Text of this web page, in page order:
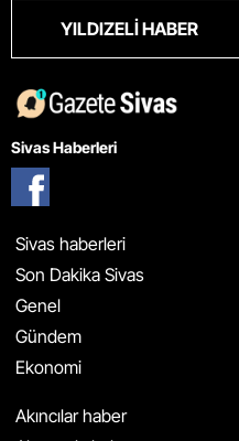
YILDIZELI HABER
Sivas Haberleri
Sivas haberleri
Son Dakika Sivas
Genel
Gündem
Ekonomi
Akıncılar haber